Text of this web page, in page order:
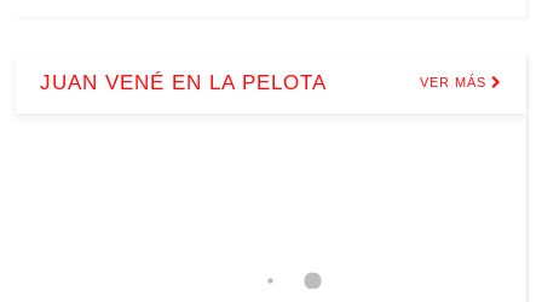
JUAN VENÉ EN LA PELOTA VER MÁS